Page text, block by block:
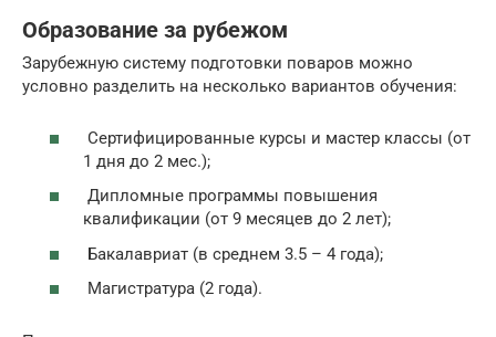
Образование за рубежом
Зарубежную систему подготовки поваров можно
условно разделить на несколько вариантов обучения:
Сертифицированные курсы и мастер классы (от
1 дня до 2 мес.);
Дипломные программы повышения
квалификации (от 9 месяцев до 2 лет);
Бакалавриат (в среднем 3.5 – 4 года);
Магистратура (2 года).